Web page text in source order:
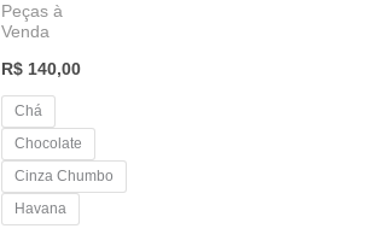
Peças à
Venda
R$140,00
Chá
Chocolate
Cinza Chumbo
Havana